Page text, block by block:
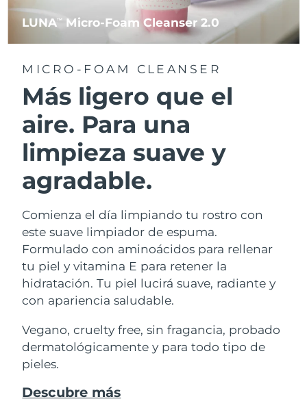
LUNATM Micro-Foam Cleanser 2.0
MICRO-FOAM CLEANSER
Más ligero que el
aire. Para una
limpieza suave y
agradable.
Comienza el día limpiando tu rostro con
este suave limpiador de espuma.
Formulado con aminoácidos para rellenar
tu piel y vitamina E para retener la
hidratación. Tu piel lucirá suave, radiante y
con apariencia saludable.
Vegano, cruelty free, sin fragancia, probado
dermatológicamente y para todo tipo de
pieles.
Descubre más